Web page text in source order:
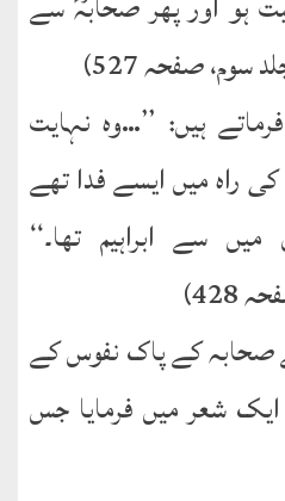
صفحہ 527)
ہیں: ’’…وہ نہایت
راہ میں ایسے فدا تھے
سے ابراہیم تھا۔‘‘
کے پاک نفوس کے
شعر میں فرمایا جس